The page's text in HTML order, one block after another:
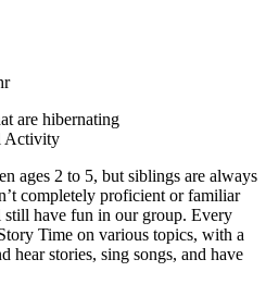
are hibernating
Activity
ages 2 to 5, but siblings are always
completely proficient or familiar
have fun in our group. Every
Time on various topics, with a
hear stories, sing songs, and have